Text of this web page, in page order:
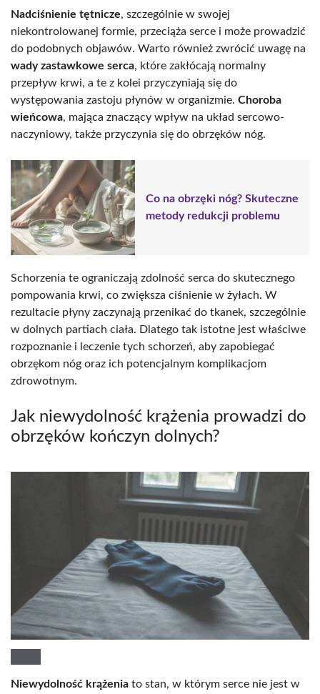
Nadciśnienie tętnicze, szczególnie w swojej
niekontrolowanej formie, przeciąża serce i może prowadzić
do podobnych objawów. Warto również zwrócić uwagę na
wady zastawkowe serca, które zakłócają normalny
przepływ krwi, a te z kolei przyczyniają się do
występowania zastoju płynów w organizmie. Choroba
wieńcowa, mająca znaczący wpływ na układ sercowo-
naczyniowy, także przyczynia się do obrzęków nóg.
Co na obrzęki nóg? Skuteczne
metody redukcji problemu
Schorzenia te ograniczają zdolność serca do skutecznego
pompowania krwi, co zwiększa ciśnienie w żyłach. W
rezultacie płyny zaczynają przenikać do tkanek, szczególnie
w dolnych partiach ciała. Dlatego tak istotne jest właściwe
rozpoznanie i leczenie tych schorzeń, aby zapobiegać
obrzękom nóg oraz ich potencjalnym komplikacjom
zdrowotnym.
Jak niewydolność krążenia prowadzi do
obrzęków kończyn dolnych?
Niewydolność krążenia to stan, w którym serce nie jest w